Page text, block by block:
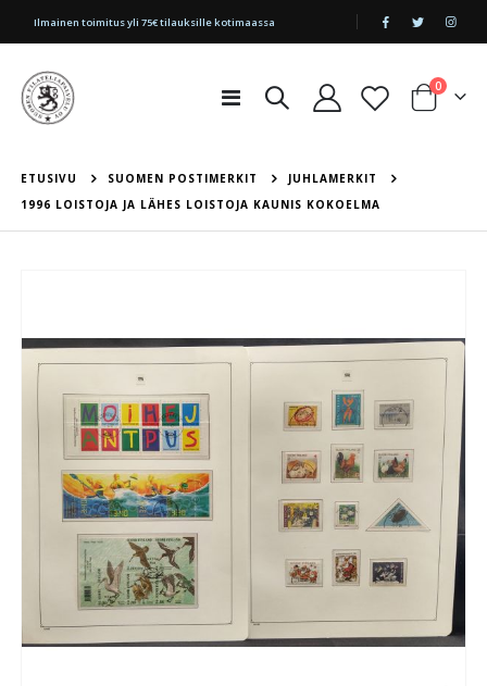
|
Ilmainen toimitus yli 75€ tilauksille kotimaassa
Toggle
Cart
0tuotetta
ETUSIVU SUOMEN POSTIMERKIT
JUHLAMERKIT
1996 LOISTOJA JA LÄHES LOISTOJA KAUNIS KOKOELMA
end
images